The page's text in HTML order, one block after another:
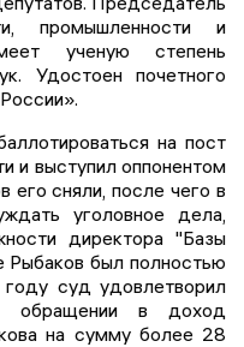
промышленности и
ученую степень
Удостоен почетного
на пост
и выступил оппонентом
сняли, после чего в
уголовное дела,
директора "Базы
Рыбаков был полностью
суд удовлетворил
обращении в доход
на сумму более 28